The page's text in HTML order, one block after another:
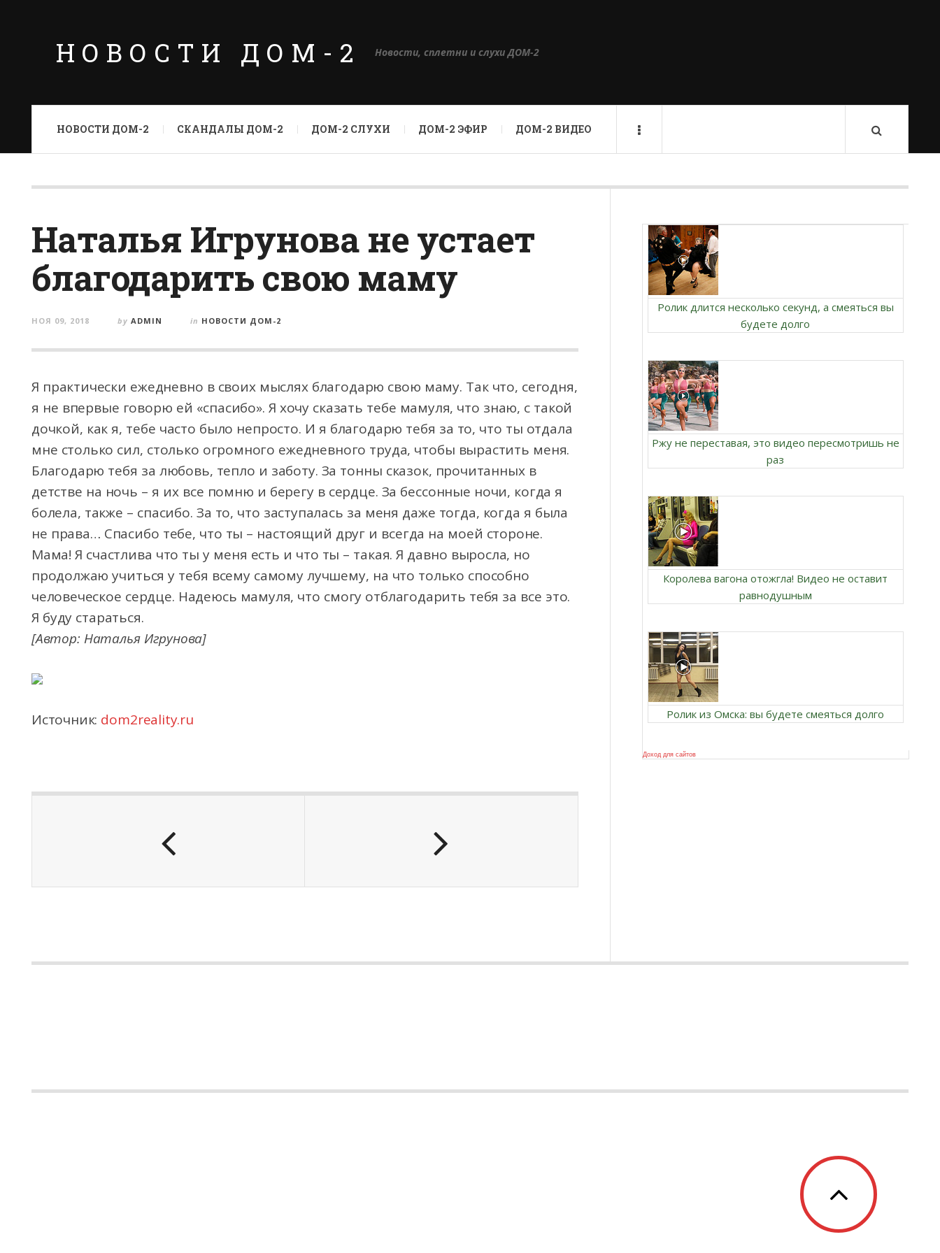
НОВОСТИ ДОМ-2 Новости, сплетни и слухи ДОМ-2
НОВОСТИ ДОМ-2 СКАНДАЛЫ ДОМ-2 ДОМ-2 СЛУХИ ДОМ-2 ЭФИР ДОМ-2 ВИДЕО
Наталья Игрунова не устает
благодарить свою маму
НОЯ 09, 2018 by ADMIN in НОВОСТИ ДОМ-2
Я практически ежедневно в своих мыслях благодарю свою маму. Так что, сегодня,
я не впервые говорю ей «спасибо». Я хочу сказать тебе мамуля, что знаю, с такой
дочкой, как я, тебе часто было непросто. И я благодарю тебя за то, что ты отдала
мне столько сил, столько огромного ежедневного труда, чтобы вырастить меня.
Благодарю тебя за любовь, тепло и заботу. За тонны сказок, прочитанных в
детстве на ночь – я их все помню и берегу в сердце. За бессонные ночи, когда я
болела, также – спасибо. За то, что заступалась за меня даже тогда, когда я была
не права… Спасибо тебе, что ты – настоящий друг и всегда на моей стороне.
Мама! Я счастлива что ты у меня есть и что ты – такая. Я давно выросла, но
продолжаю учиться у тебя всему самому лучшему, на что только способно
человеческое сердце. Надеюсь мамуля, что смогу отблагодарить тебя за все это.
Я буду стараться.
[Автор: Наталья Игрунова]
Источник: dom2reality.ru
Ролик длится несколько секунд, а смеяться вы
будете долго
Ржу не переставая, это видео пересмотришь не
раз
Королева вагона отожгла! Видео не оставит
равнодушным
Ролик из Омска: вы будете смеяться долго
Доход для сайтов